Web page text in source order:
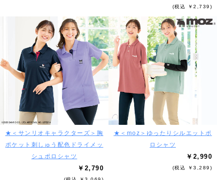
(税込 ￥2,739)
★＜サンリオキャラクターズ＞胸
ポケット刺しゅう配色ドライメッ
シュポロシャツ
￥2,790
★＜moz＞ゆったりシルエットポ
ロシャツ
￥2,990
(税込 ￥3,289)